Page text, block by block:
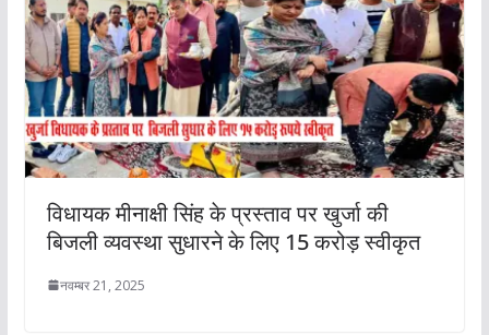
विधायक मीनाक्षी सिंह के प्रस्ताव पर खुर्जा की
बिजली व्यवस्था सुधारने के लिए 15 करोड़ स्वीकृत
नवम्बर 21, 2025